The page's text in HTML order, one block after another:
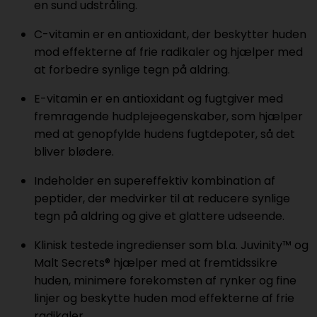
en sund udstråling.
C-vitamin er en antioxidant, der beskytter huden
mod effekterne af frie radikaler og hjælper med
at forbedre synlige tegn på aldring.
E-vitamin er en antioxidant og fugtgiver med
fremragende hudplejeegenskaber, som hjælper
med at genopfylde hudens fugtdepoter, så det
bliver blødere.
Indeholder en supereffektiv kombination af
peptider, der medvirker til at reducere synlige
tegn på aldring og give et glattere udseende.
Klinisk testede ingredienser som bl.a. Juvinity™ og
Malt Secrets® hjælper med at fremtidssikre
huden, minimere forekomsten af rynker og fine
linjer og beskytte huden mod effekterne af frie